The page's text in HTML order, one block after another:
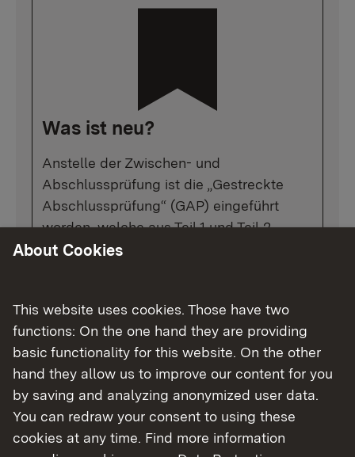
Was ist neu?
Anstelle der Zwischen- und
Abschlussprüfung ist die „Gestreckte
Abschlussprüfung“ (GAP) eingeführt
worden, welche aus Teil 1 und Teil 2
besteht. Die GAP Teil 1 findet im dritten
in die Abschlussprüfung (GAP Teil 2) ein.
Eine weitere wesentliche Veränderung
bei den vier umwelttechnischen Berufen
ist die Straffung der in allen Berufen
gleich zu vermittelnden
schwerpunktübergreifenden
About Cookies
This website uses cookies. Those have two
functions: On the one hand they are providing
basic functionality for this website. On the other
hand they allow us to improve our content for you
by saving and analyzing anonymized user data.
You can redraw your consent to using these
cookies at any time. Find more information